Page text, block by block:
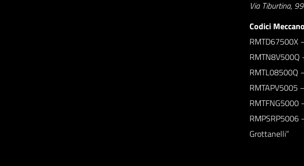
Via Tiburtina,
Codici
RMTD67500X
RMTN8V500Q
RMTL08500Q
RMTAPV5005
RMTFNG5000
RMPSRP5006
Grottanelli”